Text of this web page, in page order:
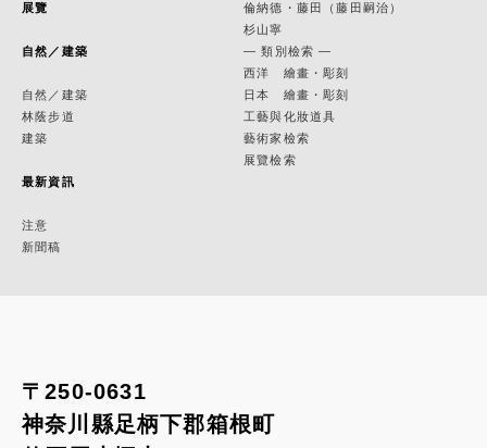
展覽
自然／建築
自然／建築
林蔭步道
建築
最新資訊
注意
新聞稿
倫納德・藤田（藤田嗣治）
杉山寧
— 類別檢索 —
西洋 繪畫・彫刻
日本 繪畫・彫刻
工藝與化妝道具
藝術家檢索
展覽檢索
〒250-0631
神奈川縣足柄下郡箱根町